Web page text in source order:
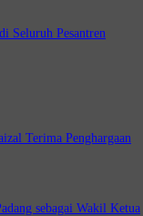
Seluruh Pesantren
Terima Penghargaan
sebagai Wakil Ketua